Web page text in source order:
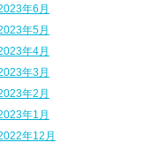
年6月
年5月
年4月
年3月
年2月
年1月
年12月